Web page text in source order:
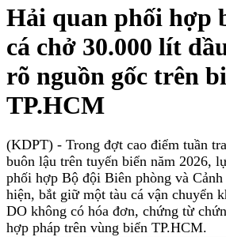
Hải quan phối hợp
cá chở 30.000 lít
rõ nguồn gốc trên
TP.HCM
(KDPT) - Trong đợt cao điểm tuần
buôn lậu trên tuyến biển năm 2026,
phối hợp Bộ đội Biên phòng và Cảnh
hiện, bắt giữ một tàu cá vận chuyển
DO không có hóa đơn, chứng từ
hợp pháp trên vùng biển TP.HCM.